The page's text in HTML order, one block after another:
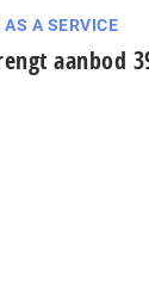
AS A SERVICE
aanbod